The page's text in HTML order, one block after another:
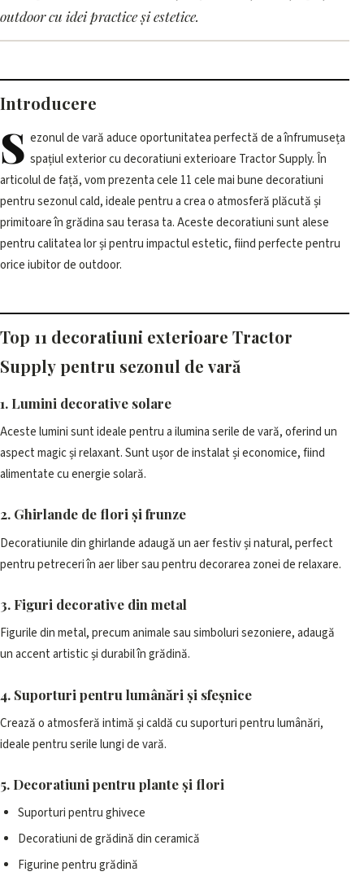
exterioare Tractor Supply
pentru vara
outdoor cu idei practice și estetice.
Introducere
S ezonul de vară aduce oportunitatea perfectă de a înfrumuseța
spațiul exterior cu decoratiuni exterioare Tractor Supply. În
articolul de față, vom prezenta cele 11 cele mai bune decoratiuni
pentru sezonul cald, ideale pentru a crea o atmosferă plăcută și
primitoare în grădina sau terasa ta. Aceste decoratiuni sunt alese
pentru calitatea lor și pentru impactul estetic, fiind perfecte pentru
orice iubitor de outdoor.
Top 11 decoratiuni exterioare Tractor
Supply pentru sezonul de vară
1. Lumini decorative solare
Aceste lumini sunt ideale pentru a ilumina serile de vară, oferind un
aspect magic și relaxant. Sunt ușor de instalat și economice, fiind
alimentate cu energie solară.
2. Ghirlande de flori și frunze
Decoratiunile din ghirlande adaugă un aer festiv și natural, perfect
pentru petreceri în aer liber sau pentru decorarea zonei de relaxare.
3. Figuri decorative din metal
Figurile din metal, precum animale sau simboluri sezoniere, adaugă
un accent artistic și durabil în grădină.
4. Suporturi pentru lumânări și sfeșnice
Crează o atmosferă intimă și caldă cu suporturi pentru lumânări,
ideale pentru serile lungi de vară.
5. Decoratiuni pentru plante și flori
Suporturi pentru ghivece
Decoratiuni de grădină din ceramică
Figurine pentru grădină